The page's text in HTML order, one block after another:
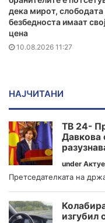
дека мирот, слободата
безбедноста имаат
цена
10.08.2026 11:27
НАЈЧИТАНИ
ТВ 24-
Давкова
under
Претседателката на
изгубил